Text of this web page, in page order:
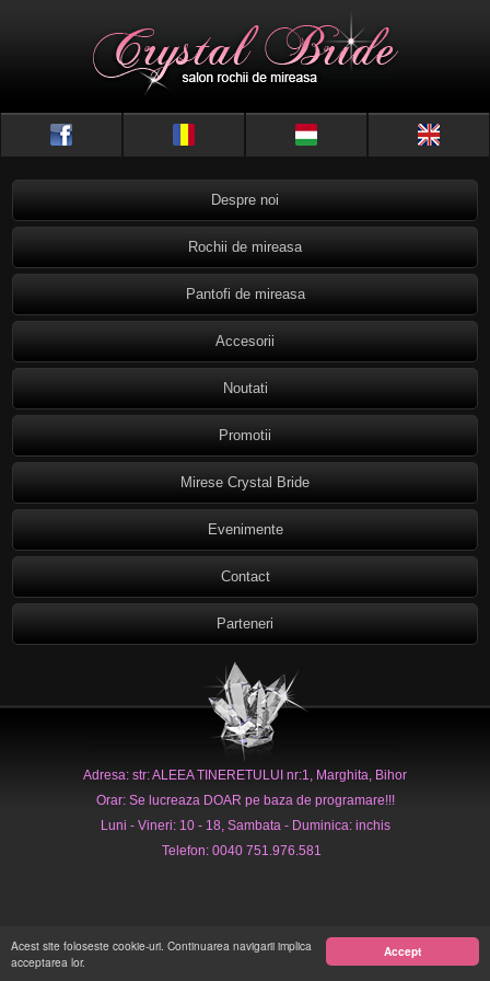
Accept
Acest site foloseste cookie-uri. Continuarea navigarii implica
acceptarea lor.
Despre noi
Rochii de mireasa
Pantofi de mireasa
Accesorii
Noutati
Promotii
Mirese Crystal Bride
Evenimente
Contact
Parteneri
Adresa: str: ALEEA TINERETULUI nr:1, Marghita, Bihor
Orar: Se lucreaza DOAR pe baza de programare!!!
Luni - Vineri: 10 - 18, Sambata - Duminica: inchis
Telefon: 0040 751.976.581